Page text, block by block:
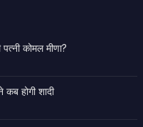
कोमल मीणा?
होगी शादी